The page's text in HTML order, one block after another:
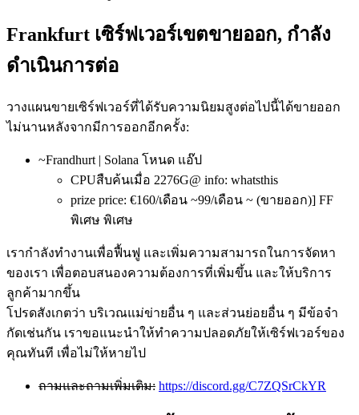
Frankfurt เซิร์ฟเวอร์เขตขายออก, กําลัง
ดําเนินการต่อ
วางแผนขายเซิร์ฟเวอร์ที่ได้รับความนิยมสูงต่อไปนี้ได้ขายออก
ไม่นานหลังจากมีการออกอีกครั้ง:
~Frandhurt | Solana โหนด แอ๊ป
CPUสืบค้นเมื่อ 2276G@ info: whatsthis
prize price: €160/เดือน ~99/เดือน ~ (ขายออก)] FF
พิเศษ พิเศษ
เรากําลังทํางานเพื่อฟื้นฟู และเพิ่มความสามารถในการจัดหา
ของเรา เพื่อตอบสนองความต้องการที่เพิ่มขึ้น และให้บริการ
ลูกค้ามากขึ้น
โปรดสังเกตว่า บริเวณแม่ข่ายอื่น ๆ และส่วนย่อยอื่น ๆ มีข้อจํา
กัดเช่นกัน เราขอแนะนําให้ทําความปลอดภัยให้เซิร์ฟเวอร์ของ
คุณทันที เพื่อไม่ให้หายไป
ถามและถามเพิ่มเติม: https://discord.gg/C7ZQSrCkYR